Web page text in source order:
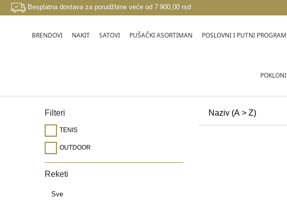
Besplatna dostava za porudžbine veće od 7 900,00 rsd
BRENDOVI NAKIT SATOVI PUŠAČKI ASORTIMAN POSLOVNI I PUTNI PROGRAM
POKLONI
Filteri
TENIS
OUTDOOR
Reketi